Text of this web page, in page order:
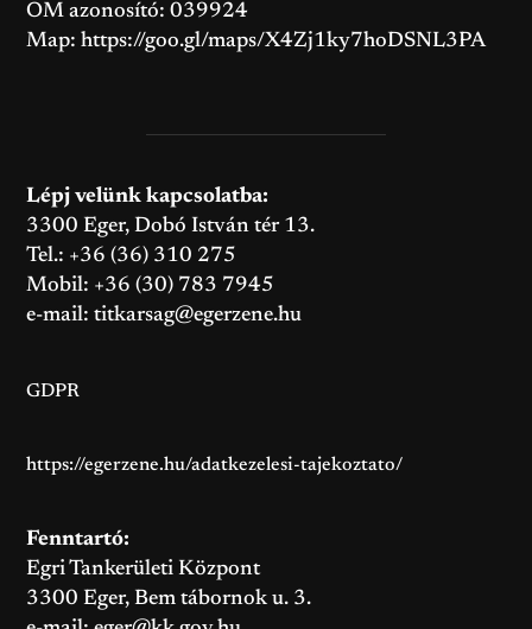
OM azonosító: 039924
Map:https://goo.gl/maps/X4Zj1ky7hoDSNL3PA
Lépj velünk kapcsolatba:
3300 Eger, Dobó István tér 13.
Tel.: +36 (36) 310 275
Mobil: +36 (30) 783 7945
e-mail:titkarsag@egerzene.hu
GDPR
https://egerzene.hu/adatkezelesi-tajekoztato/
Fenntartó:
Egri Tankerületi Központ
3300 Eger, Bem tábornok u. 3.